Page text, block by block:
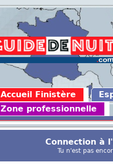
Accueil Finistère
Zone professionnelle
Connection à
Tu n'est pas